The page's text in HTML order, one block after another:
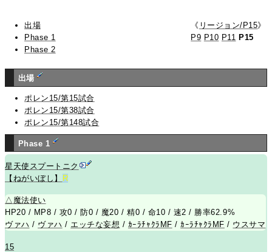
出場
Phase 1
Phase 2
《 リージョン/P15》
P9 P10 P11 P15
出場
ポレン15/第15試合
ポレン15/第38試合
ポレン15/第148試合
Phase 1
星天使スプートニク
【ねがいぼし】
R
△ 魔法使い
HP20 / MP8 / 攻0 / 防0 / 魔20 / 精0 / 命10 / 速2 / 勝率62.9%
ヴァハ / ヴァハ / エッチな妄想 / ｶｰﾗﾁｬｸﾗMF /ｶｰﾗﾁｬｸﾗMF / ウスサマ
15